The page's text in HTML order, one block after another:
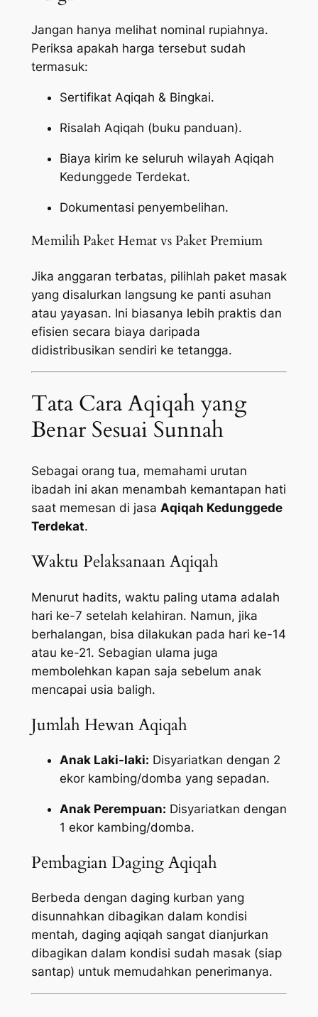
Jangan hanya melihat nominal rupiahnya.
Periksa apakah harga tersebut sudah
termasuk:
Sertifikat Aqiqah & Bingkai.
Risalah Aqiqah (buku panduan).
Biaya kirim ke seluruh wilayah Aqiqah
Kedunggede Terdekat.
Dokumentasi penyembelihan.
Memilih Paket Hemat vs Paket Premium
Jika anggaran terbatas, pilihlah paket masak
yang disalurkan langsung ke panti asuhan
atau yayasan. Ini biasanya lebih praktis dan
efisien secara biaya daripada
didistribusikan sendiri ke tetangga.
Tata Cara Aqiqah yang
Benar Sesuai Sunnah
Sebagai orang tua, memahami urutan
ibadah ini akan menambah kemantapan hati
saat memesan di jasa Aqiqah Kedunggede
Terdekat.
Waktu Pelaksanaan Aqiqah
Menurut hadits, waktu paling utama adalah
hari ke-7 setelah kelahiran. Namun, jika
berhalangan, bisa dilakukan pada hari ke-14
atau ke-21. Sebagian ulama juga
membolehkan kapan saja sebelum anak
mencapai usia baligh.
Jumlah Hewan Aqiqah
Anak Laki-laki: Disyariatkan dengan 2
ekor kambing/domba yang sepadan.
Anak Perempuan: Disyariatkan dengan
1 ekor kambing/domba.
Pembagian Daging Aqiqah
Berbeda dengan daging kurban yang
disunnahkan dibagikan dalam kondisi
mentah, daging aqiqah sangat dianjurkan
dibagikan dalam kondisi sudah masak (siap
santap) untuk memudahkan penerimanya.